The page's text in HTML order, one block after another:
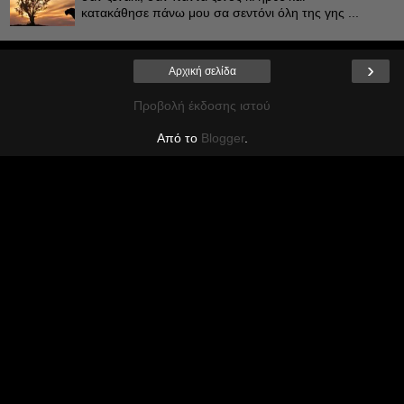
κατακάθησε πάνω μου σα σεντόνι όλη της γης ...
›
Αρχική σελίδα
Προβολή έκδοσης ιστού
Από το Blogger.